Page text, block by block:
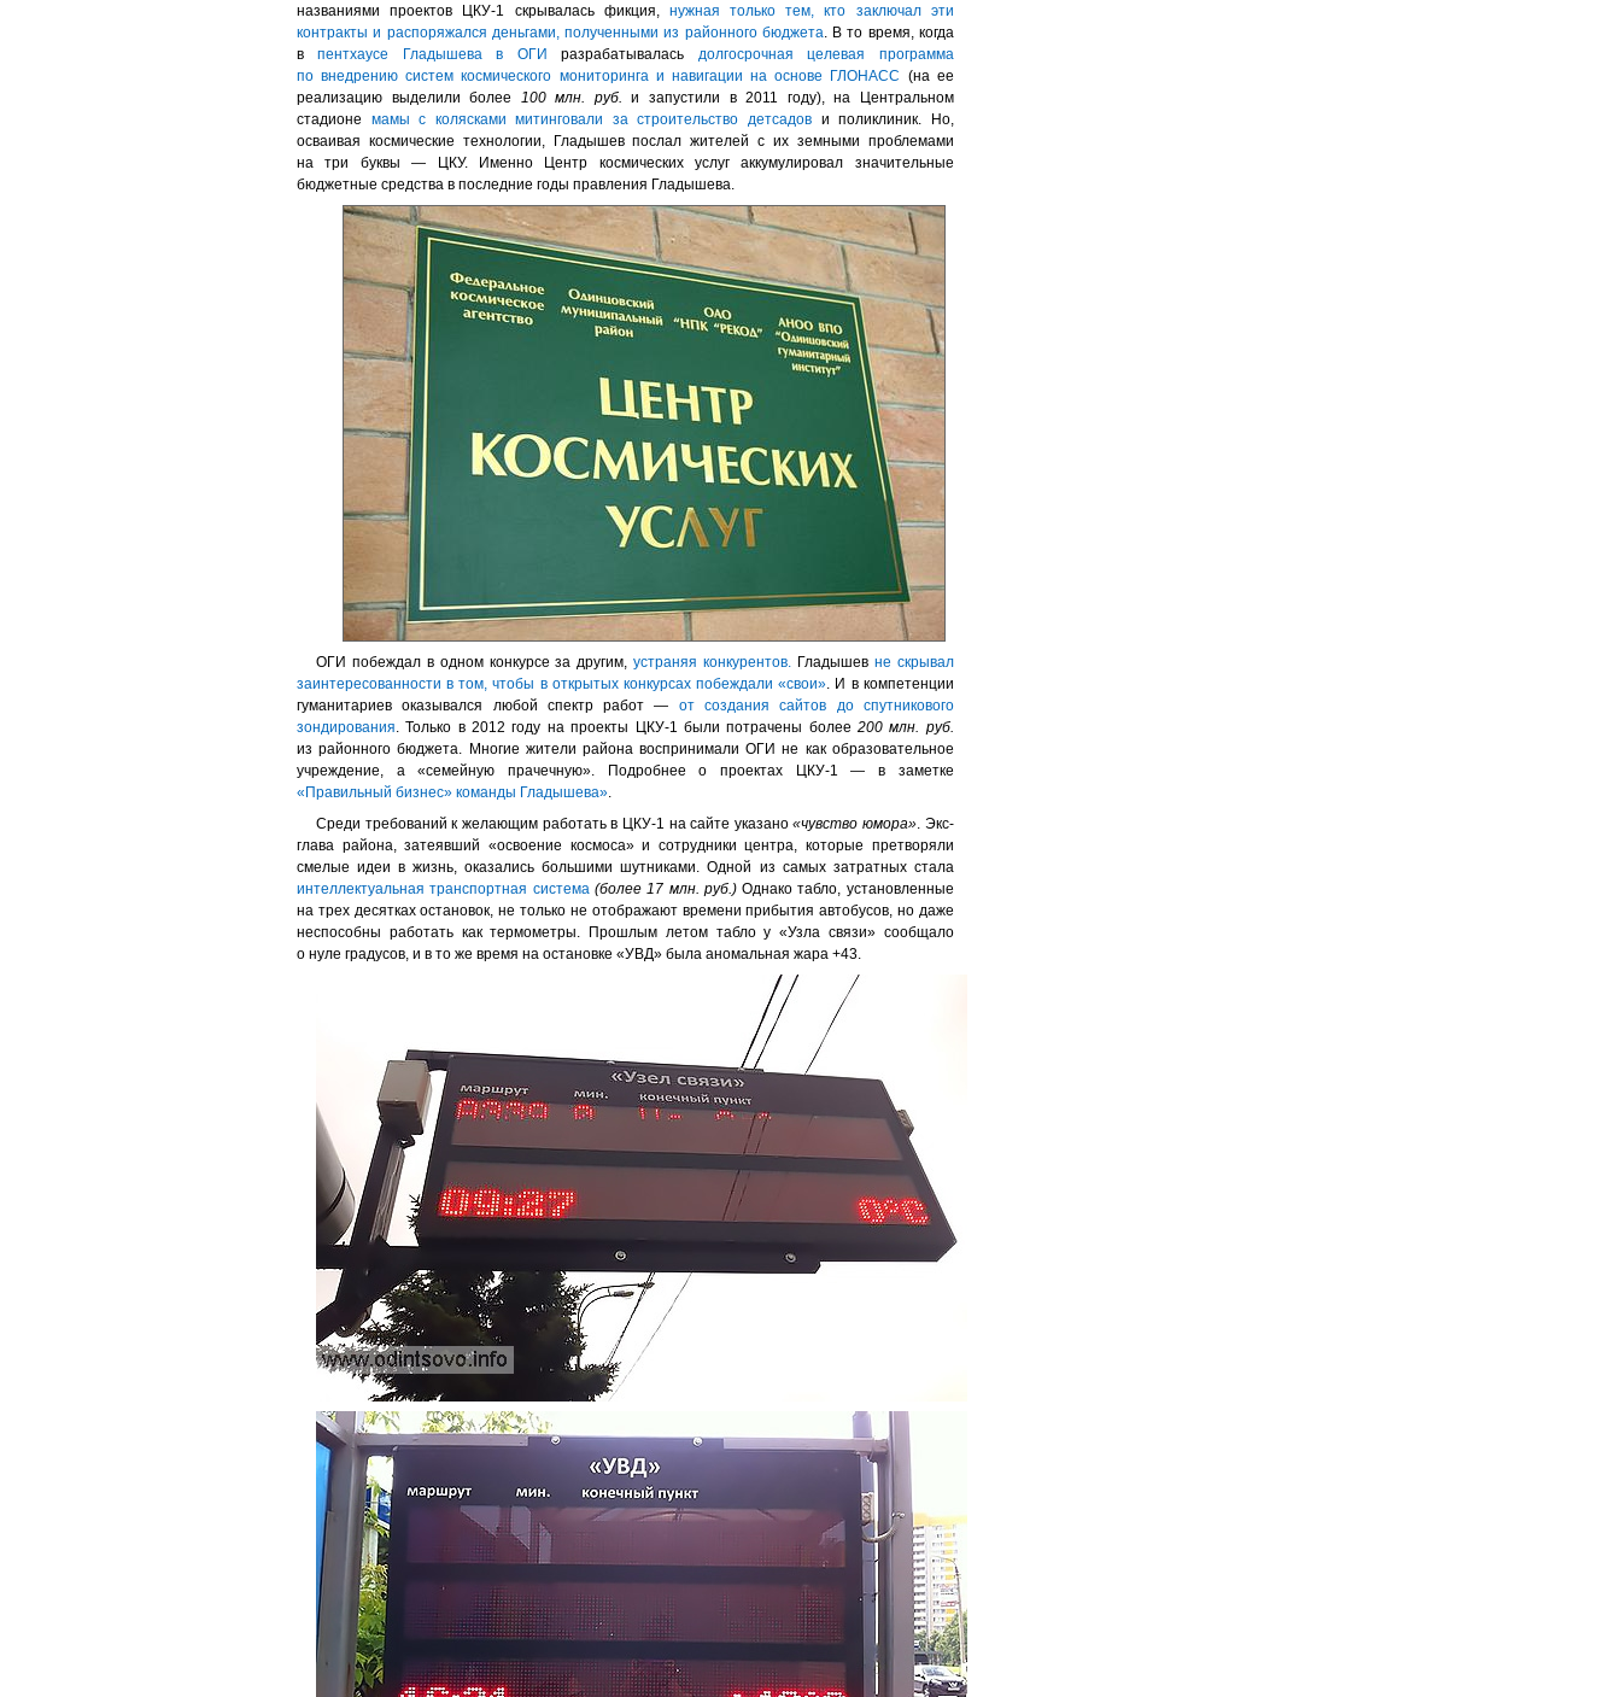
названиями проектов ЦКУ-1 скрывалась фикция, нужная только тем, кто заключал эти
контракты и распоряжался деньгами, полученными из районного бюджета. В то время, когда
впентхаусе Гладышева в ОГИ разрабатывалась долгосрочная целевая программа
по внедрению систем космического мониторинга и навигации на основе ГЛОНАСС (на ее
реализацию выделили более 100 млн. руб.и запустили в 2011 году), на Центральном
стадионе мамы с колясками митинговали за строительство детсадов и поликлиник. Но,
осваивая космические технологии, Гладышев послал жителей с их земными проблемами
на три буквы — ЦКУ. Именно Центр космических услуг аккумулировал значительные
бюджетные средства в последние годы правления Гладышева.
ОГИ побеждал в одном конкурсе за другим,устраняя конкурентов. Гладышев не скрывал
заинтересованности в том, чтобы в открытых конкурсах побеждали «свои». И в компетенции
гуманитариев оказывался любой спектр работ — от создания сайтов до спутникового
зондирования. Только в 2012 году на проекты ЦКУ-1 были потрачены более200 млн. руб.
из районного бюджета. Многие жители района воспринимали ОГИ не как образовательное
учреждение, а «семейную прачечную». Подробнее о проектах ЦКУ-1 — в заметке
«Правильный бизнес» команды Гладышева».
Среди требований к желающим работать в ЦКУ-1 на сайте указано«чувство юмора». Экс-
глава района, затеявший «освоение космоса» и сотрудники центра, которые претворяли
смелые идеи в жизнь, оказались большими шутниками. Одной из самых затратных стала
интеллектуальная транспортная система (более 17 млн. руб.)Однако табло, установленные
на трех десятках остановок, не только не отображают времени прибытия автобусов, но даже
неспособны работать как термометры. Прошлым летом табло у «Узла связи» сообщало
о нуле градусов, и в то же время на остановке «УВД» была аномальная жара +43.